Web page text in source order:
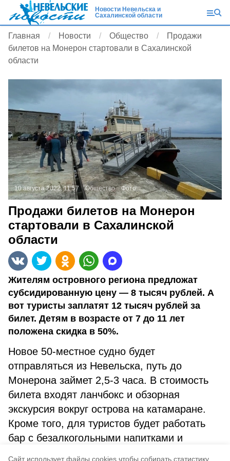
Cайт использует файлы cookies чтобы собирать статистику
Новости Невельска и
Сахалинской области
Главная Новости Общество
Продажи
билетов на Монерон стартовали в Сахалинской
области
10 августа 2022, 11:57 Общество Фото:
Продажи билетов на Монерон
стартовали в Сахалинской
области
Жителям островного региона предложат
субсидированную цену — 8 тысяч рублей. А
вот туристы заплатят 12 тысяч рублей за
билет. Детям в возрасте от 7 до 11 лет
положена скидка в 50%.
Новое 50-местное судно будет
отправляться из Невельска, путь до
Монерона займет 2,5-3 часа. В стоимость
билета входят ланчбокс и обзорная
экскурсия вокруг острова на катамаране.
Кроме того, для туристов будет работать
бар с безалкогольными напитками и